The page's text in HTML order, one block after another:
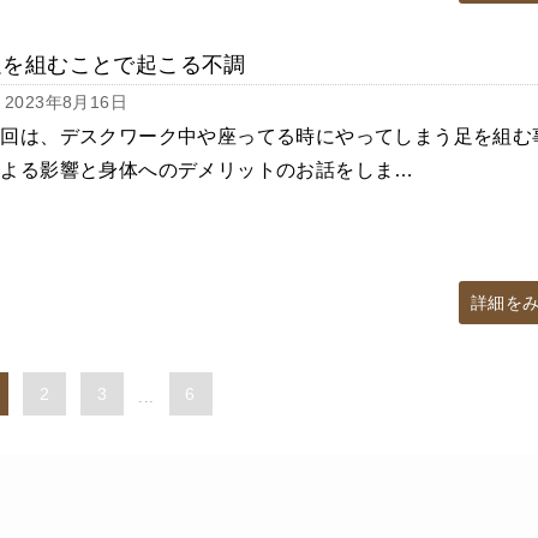
組むことで起こる不調
2023年8月16日
は、デスクワーク中や座ってる時にやってしまう足を組む
る影響と身体へのデメリットのお話をしま…
詳細を
2 3 ... 6